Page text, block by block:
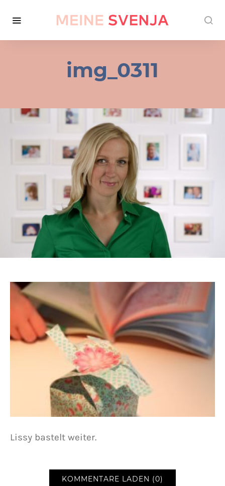
img_0311
Lissy bastelt weiter.
KOMMENTARE LADEN (0)